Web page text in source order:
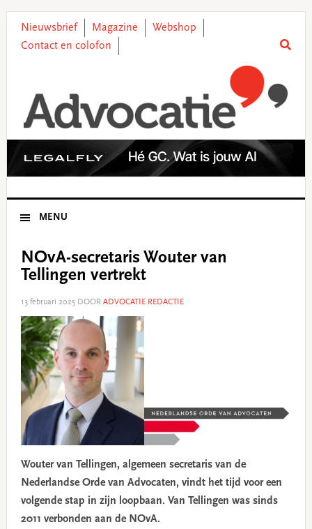
primary
main
primary
footer
Nieuwsbrief Magazine
Webshop
Contact en colofon
MENU
NOvA-secretaris Wouter van
Tellingen vertrekt
13 februari 2025DOOR ADVOCATIE REDACTIE
Wouter van Tellingen, algemeen secretaris van de
Nederlandse Orde van Advocaten, vindt het tijd voor een
volgende stap in zijn loopbaan. Van Tellingen was sinds
2011 verbonden aan de NOvA.